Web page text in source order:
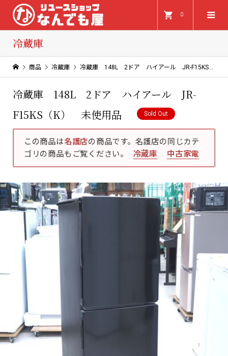
0
冷蔵庫
商品 冷蔵庫 冷蔵庫 148L 2ドア ハイアール JR-F15KS（K） 未使用品
冷蔵庫 148L 2ドア ハイアール JR-
F15KS（K） 未使用品
Sold Out
この商品は名護店の商品です。名護店の同じカテ
ゴリの商品もご覧ください。
冷蔵庫 中古家電